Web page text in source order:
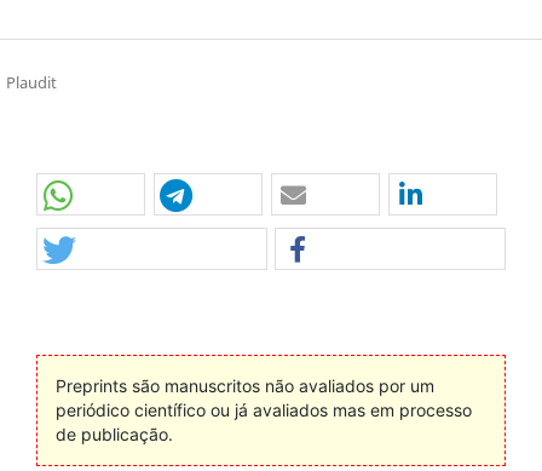
Plaudit
Preprints são manuscritos não avaliados por um
periódico científico ou já avaliados mas em processo
de publicação.